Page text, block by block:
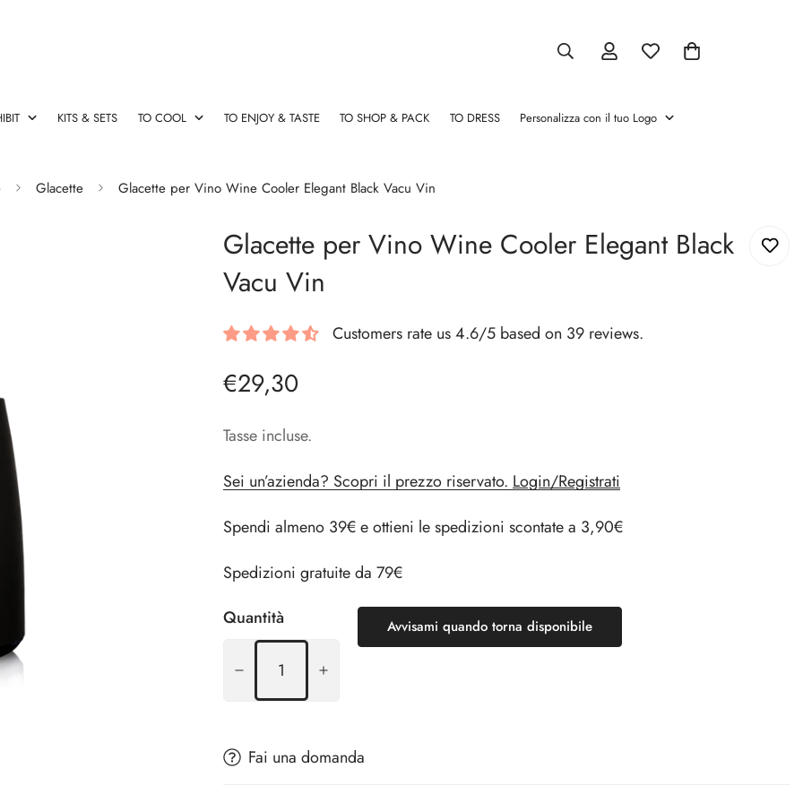
Cavatappi Elettrico
Elettrico
chamapgne
& Cavatappi a lame
Vino
Champagne Stopper & Versatori
Stopper
&
Versatori
Vino
Ideas
originali
Cassette vino con accessori
vino
con
accessori
per
KITS & SETS TO COOL
Fasce refrigeranti
refrigeranti
termiche
TO ENJOY & TASTE TO SHOP & PACK TO DRESS Personalizza con il tuo Logo
& Salva Gocce
Decanter & Aeratori Rapidi
&
Aeratori
Rapidi
e
& Espositori
Secchielli
&
Spumantiere
Termiche
Grembiuli
Kit
Glacette Glacette per Vino Wine Cooler Elegant Black Vacu Vin
Glacette per Vino Wine Cooler Elegant Black
Vacu Vin
Customers rate us 4.6/5 based on 39 reviews.
Prezzo
regolare
€29,30
Tasse incluse.
Sei un’azienda? Scopri il prezzo riservato. Login/Registrati
Spendi almeno 39€ e ottieni le spedizioni scontate a 3,90€
Spedizioni gratuite da 79€
Quantità
Avvisami quando torna disponibile
Fai una domanda